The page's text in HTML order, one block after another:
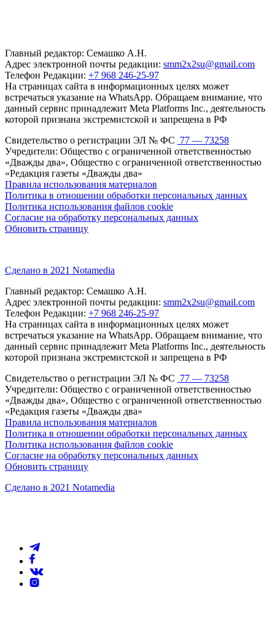
Главный редактор: Семашко А.Н.
Адрес электронной почты редакции: smm2x2su@gmail.com
Телефон Редакции: +7 968 246-25-97
На страницах сайта в информационных целях может
встречаться указание на WhatsApp. Обращаем внимание, что
данный сервис принадлежит Meta Platforms Inc., деятельность
которой признана экстремистской и запрещена в РФ
Свидетельство о регистрации ЭЛ № ФС 77 — 73258
Учредители: Общество с ограниченной ответственностью
«Дважды два», Общество с ограниченной ответственностью
«Редакция газеты «Дважды два»
Правила использования материалов
Политика в отношении обработки персональных данных
Политика использования файлов cookie
Согласие на обработку персональных данных
Обновить страницу
Сделано в 2021 Notamedia
Главный редактор: Семашко А.Н.
Адрес электронной почты редакции: smm2x2su@gmail.com
Телефон Редакции: +7 968 246-25-97
На страницах сайта в информационных целях может
встречаться указание на WhatsApp. Обращаем внимание, что
данный сервис принадлежит Meta Platforms Inc., деятельность
которой признана экстремистской и запрещена в РФ
Свидетельство о регистрации ЭЛ № ФС 77 — 73258
Учредители: Общество с ограниченной ответственностью
«Дважды два», Общество с ограниченной ответственностью
«Редакция газеты «Дважды два»
Правила использования материалов
Политика в отношении обработки персональных данных
Политика использования файлов cookie
Согласие на обработку персональных данных
Обновить страницу
Сделано в 2021 Notamedia